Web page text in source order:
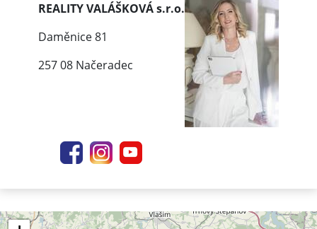
REALITY VALÁŠKOVÁ s.r.o.
Daměnice 81
257 08 Načeradec